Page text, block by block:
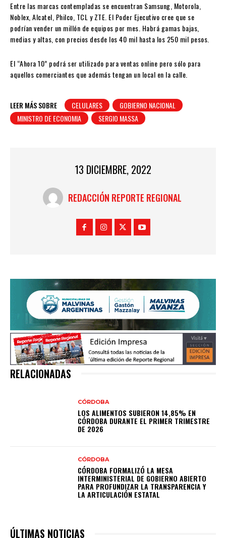
Entre las marcas contempladas se encuentran Samsung, Motorola,
Noblex, Alcatel, Philco, TCL y ZTE. El Poder Ejecutivo cree que se
podrían vender un millón de equipos por mes. Habrá gamas bajas,
medias y altas, con precios desde los 40 mil hasta los 250 mil pesos.
El “Ahora 10” podrá ser utilizado para ventas online pero sólo para
aquellos comerciantes que además tengan un local en la calle.
LEER MÁS SOBRE CELULARES
GOBIERNO NACIONAL
MINISTRO DE ECONOMIA
SERGIO MASSA
13 DICIEMBRE, 2022
REDACCIÓN REPORTE REGIONAL
RELACIONADAS
CÓRDOBA
LOS ALIMENTOS SUBIERON 14,85% EN
CÓRDOBA DURANTE EL PRIMER TRIMESTRE
DE 2026
CÓRDOBA
CÓRDOBA FORMALIZÓ LA MESA
INTERMINISTERIAL DE GOBIERNO ABIERTO
PARA PROFUNDIZAR LA TRANSPARENCIA Y
LA ARTICULACIÓN ESTATAL
ÚLTIMAS NOTICIAS